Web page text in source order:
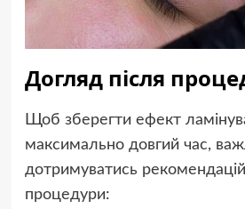
Догляд після
Щоб зберегти ефект
максимально довгий час,
дотримуватись рекомендацій
процедури: